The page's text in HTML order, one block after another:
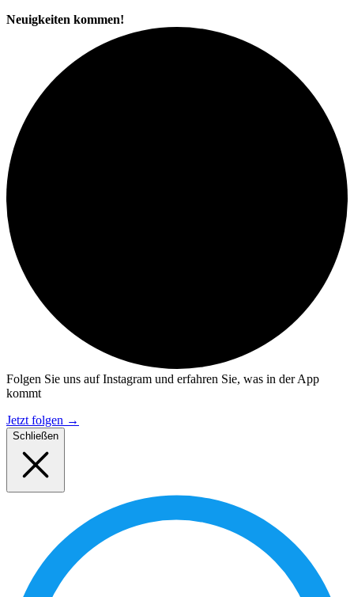
Neuigkeiten kommen!
Folgen Sie uns auf Instagram und erfahren Sie, was in der App
kommt
Jetzt folgen →
Schließen